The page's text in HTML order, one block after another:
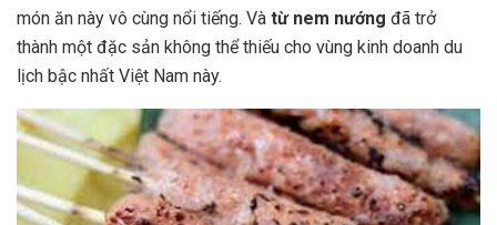
món ăn này vô cùng nổi tiếng. Và từ nem nướng đã trở
thành một đặc sản không thể thiếu cho vùng kinh doanh du
lịch bậc nhất Việt Nam này.